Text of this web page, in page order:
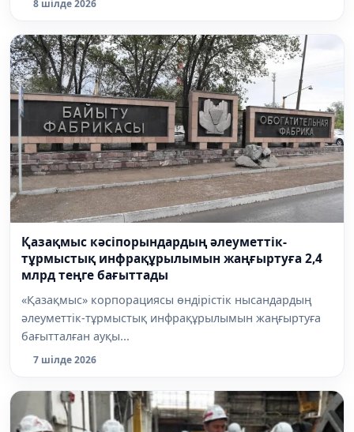
8 шілде 2026
Қазақмыс кәсіпорындардың әлеуметтік-
тұрмыстық инфрақұрылымын жаңғыртуға 2,4
млрд теңге бағыттады
«Қазақмыс» корпорациясы өндірістік нысандардың
әлеуметтік-тұрмыстық инфрақұрылымын жаңғыртуға
бағытталған ауқы...
7 шілде 2026